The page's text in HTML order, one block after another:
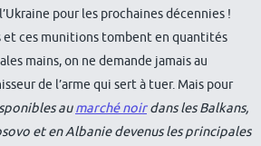
pour les prochaines décennies !
et ces munitions tombent en quantités
mains, on ne demande jamais au
de l’arme qui sert à tuer. Mais pour
aumarché noirdans les Balkans,
et en Albanie devenus les principales